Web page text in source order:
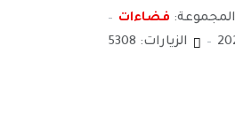
المجموعة: فضاءات
الزيارات: 5308